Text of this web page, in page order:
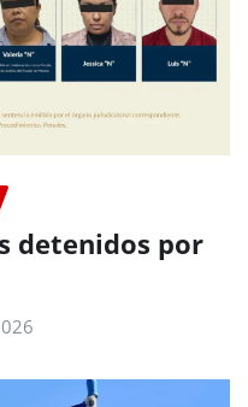
detenidos por